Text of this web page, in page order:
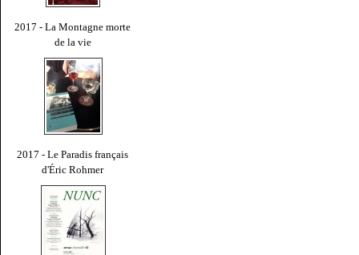
2017 - La Montagne morte
de la vie
2017 - Le Paradis français
d'Éric Rohmer